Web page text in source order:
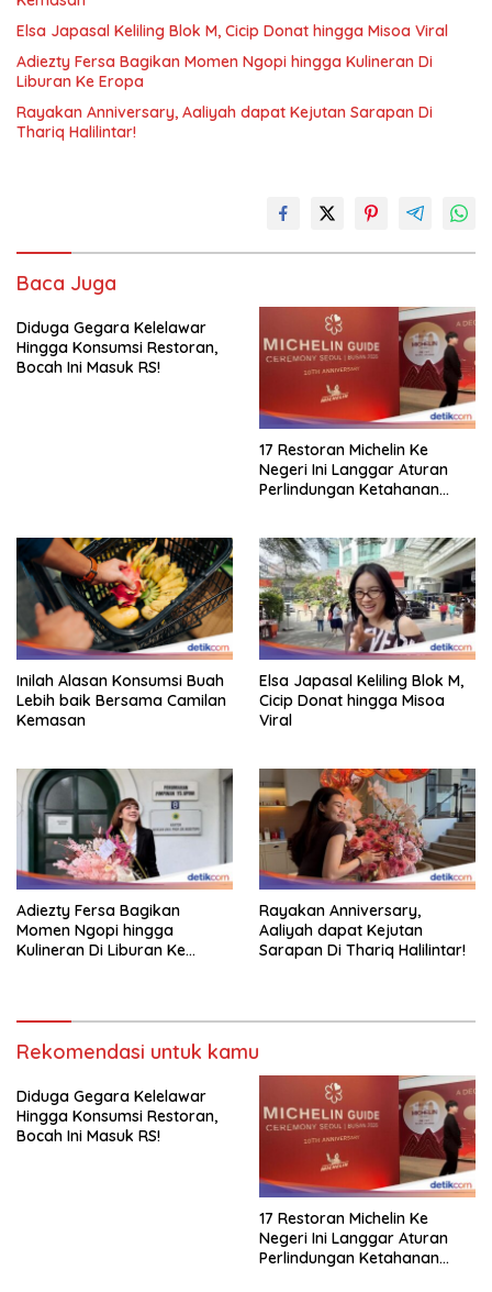
Elsa Japasal Keliling Blok M, Cicip Donat hingga Misoa Viral
Adiezty Fersa Bagikan Momen Ngopi hingga Kulineran Di
Liburan Ke Eropa
Rayakan Anniversary, Aaliyah dapat Kejutan Sarapan Di
Thariq Halilintar!
Baca Juga
Diduga Gegara Kelelawar
Hingga Konsumsi Restoran,
Bocah Ini Masuk RS!
17 Restoran Michelin Ke
Negeri Ini Langgar Aturan
Perlindungan Ketahanan
Inilah Alasan Konsumsi Buah
Lebih baik Bersama Camilan
Kemasan
Elsa Japasal Keliling Blok M,
Cicip Donat hingga Misoa
Viral
Adiezty Fersa Bagikan
Momen Ngopi hingga
Kulineran Di Liburan Ke
Rayakan Anniversary,
Aaliyah dapat Kejutan
Sarapan Di Thariq Halilintar!
Rekomendasi untuk kamu
Diduga Gegara Kelelawar
Hingga Konsumsi Restoran,
Bocah Ini Masuk RS!
17 Restoran Michelin Ke
Negeri Ini Langgar Aturan
Perlindungan Ketahanan